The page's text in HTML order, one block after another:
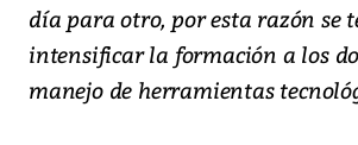
día para otro, por esta razón se
intensificar la formación a los
manejo de herramientas